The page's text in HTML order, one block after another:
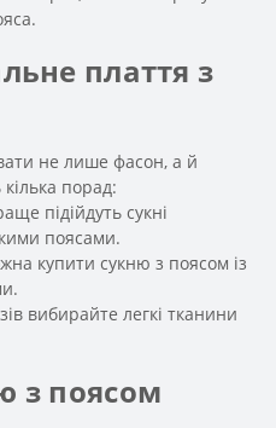
плаття з
не лише фасон, а й
порад:
підійдуть сукні
поясами.
купити сукню з поясом із
вибирайте легкі тканини
з поясом